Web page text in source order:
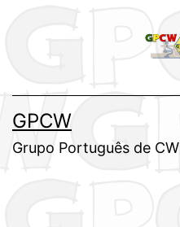
conteúdo
GPCW
Grupo Português de CW